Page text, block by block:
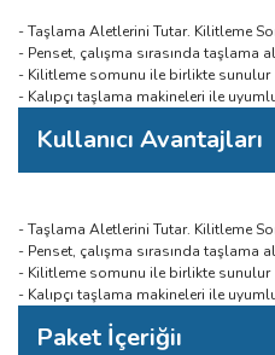
- Taşlama Aletlerini Tutar. Kilitleme
- Penset, çalışma sırasında taşlama
- Kilitleme somunu ile birlikte sunulur
- Kalıpçı taşlama makineleri ile
Kullanıcı Avantajları
- Taşlama Aletlerini Tutar. Kilitleme
- Penset, çalışma sırasında taşlama
- Kilitleme somunu ile birlikte sunulur
- Kalıpçı taşlama makineleri ile
Paket İçeriğiı